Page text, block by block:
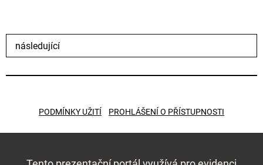
následující
PODMÍNKY UŽITÍ PROHLÁŠENÍ O PŘÍSTUPNOSTI